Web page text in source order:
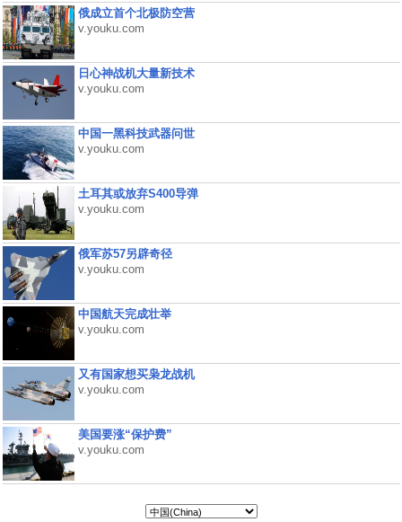
俄成立首个北极防空营
v.youku.com
日心神战机大量新技术
v.youku.com
中国一黑科技武器问世
v.youku.com
土耳其或放弃S400导弹
v.youku.com
俄军苏57另辟奇径
v.youku.com
中国航天完成壮举
v.youku.com
又有国家想买枭龙战机
v.youku.com
美国要涨“保护费”
v.youku.com